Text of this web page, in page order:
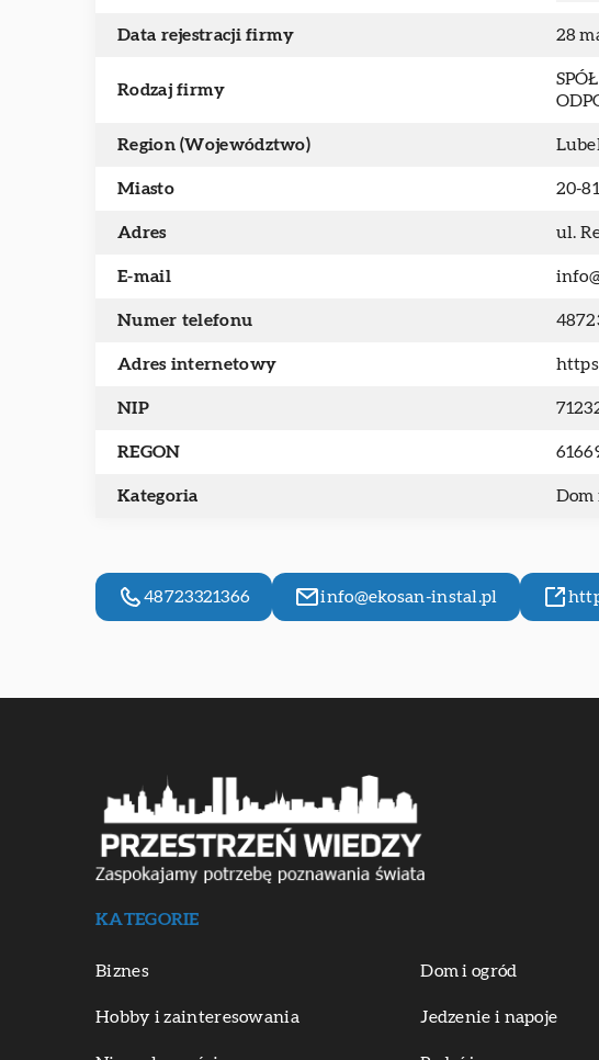
Data rejestracji firmy 28
Rodzaj firmy
Region (Województwo)
Miasto 20-
Adres ul.
E-mail
Numer telefonu
Adres internetowy
NIP
REGON
Kategoria Dom
48723321366 info@ekosan-instal.pl
KATEGORIE
Biznes Dom i ogród
Hobby i zainteresowania Jedzenie i napoje